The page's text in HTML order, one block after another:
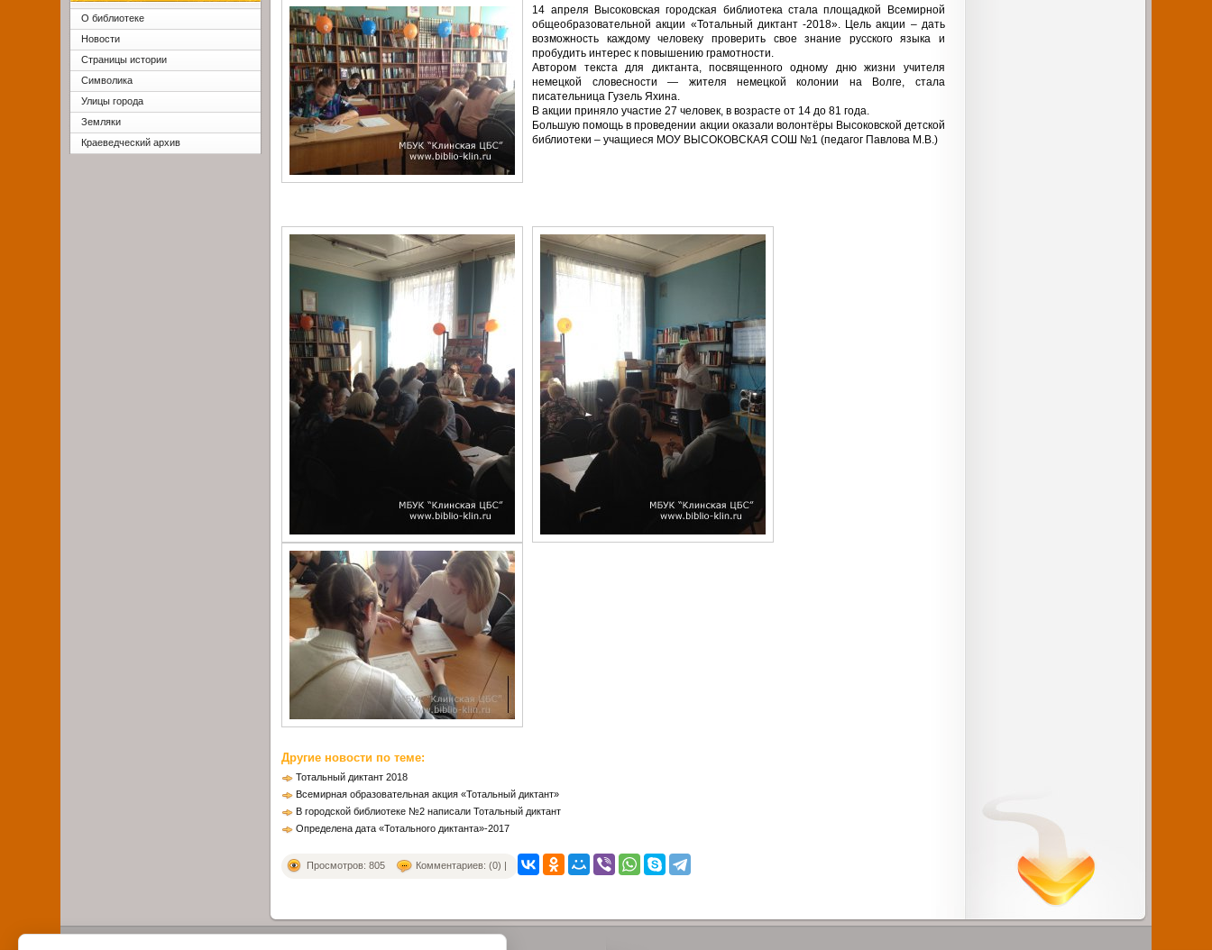
14 апреля Высоковская городская библиотека стала площадкой Всемирной
общеобразовательной акции «Тотальный диктант -2018». Цель акции – дать
возможность каждому человеку проверить свое знание русского языка и
пробудить интерес к повышению грамотности.
Автором текста для диктанта, посвященного одному дню жизни учителя
немецкой словесности — жителя немецкой колонии на Волге, стала
писательница Гузель Яхина.
В акции приняло участие 27 человек, в возрасте от 14 до 81 года.
Большую помощь в проведении акции оказали волонтёры Высоковской детской
библиотеки – учащиеся МОУ ВЫСОКОВСКАЯ СОШ №1 (педагог Павлова М.В.)
Другие новости по теме:
Тотальный диктант 2018
Всемирная образовательная акция «Тотальный диктант»
В городской библиотеке №2 написали Тотальный диктант
Определена дата «Тотального диктанта»-2017
Просмотров: 805 Комментариев: (0) |
О библиотеке
Новости
Страницы истории
Символика
Улицы города
Земляки
Краеведческий архив